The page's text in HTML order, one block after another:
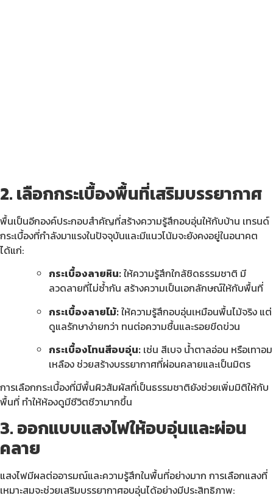
2. เลือกกระเบื้องพื้นที่เสริมบรรยากาศ
พื้นเป็นอีกองค์ประกอบสำคัญที่สร้างความรู้สึกอบอุ่นให้กับบ้าน เทรนด์
กระเบื้องที่กำลังมาแรงในปัจจุบันและมีแนวโน้มจะยังคงอยู่ในอนาคต
ได้แก่:
กระเบื้องลายหิน:ให้ความรู้สึกใกล้ชิดธรรมชาติ มี
ลวดลายที่ไม่ซ้ำกัน สร้างความเป็นเอกลักษณ์ให้กับพื้นที่
กระเบื้องลายไม้:ให้ความรู้สึกอบอุ่นเหมือนพื้นไม้จริง แต่
ดูแลรักษาง่ายกว่า ทนต่อความชื้นและรอยขีดข่วน
กระเบื้องโทนสีอบอุ่น: เช่น สีเบจ น้ำตาลอ่อน หรือเทาอม
เหลือง ช่วยสร้างบรรยากาศที่ผ่อนคลายและเป็นมิตร
การเลือกกระเบื้องที่มีพื้นผิวสัมผัสที่เป็นธรรมชาติยังช่วยเพิ่มมิติให้กับ
พื้นที่ ทำให้ห้องดูมีชีวิตชีวามากขึ้น
3. ออกแบบแสงไฟให้อบอุ่นและผ่อน
คลาย
แสงไฟมีผลต่ออารมณ์และความรู้สึกในพื้นที่อย่างมาก การเลือกแสงที่
เหมาะสมจะช่วยเสริมบรรยากาศอบอุ่นได้อย่างมีประสิทธิภาพ: